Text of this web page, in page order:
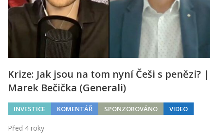
Krize: Jak jsou na tom nyní Češi s penězi? |
Marek Bečička (Generali)
INVESTICE KOMENTÁŘ SPONZOROVÁNO VIDEO
Před 4 roky